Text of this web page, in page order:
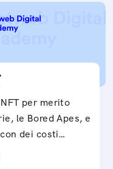
per merito
le Bored Apes, e
dei costi…